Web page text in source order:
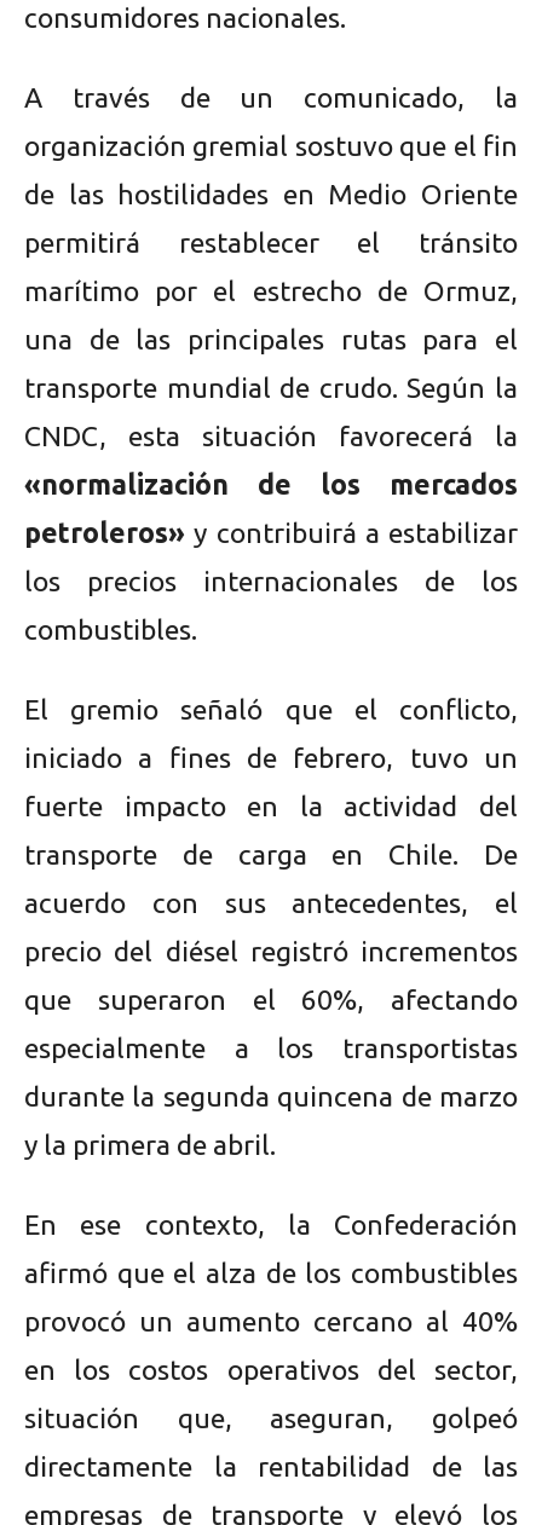
consumidores nacionales.
A través de un comunicado, la
organización gremial sostuvo que el fin
de las hostilidades en Medio Oriente
permitirá restablecer el tránsito
marítimo por el estrecho de Ormuz,
una de las principales rutas para el
transporte mundial de crudo. Según la
CNDC, esta situación favorecerá la
«normalización de los mercados
petroleros» y contribuirá a estabilizar
los precios internacionales de los
combustibles.
El gremio señaló que el conflicto,
iniciado a fines de febrero, tuvo un
fuerte impacto en la actividad del
transporte de carga en Chile. De
acuerdo con sus antecedentes, el
precio del diésel registró incrementos
que superaron el 60%, afectando
especialmente a los transportistas
durante la segunda quincena de marzo
y la primera de abril.
En ese contexto, la Confederación
afirmó que el alza de los combustibles
provocó un aumento cercano al 40%
en los costos operativos del sector,
situación que, aseguran, golpeó
directamente la rentabilidad de las
empresas de transporte y elevó los